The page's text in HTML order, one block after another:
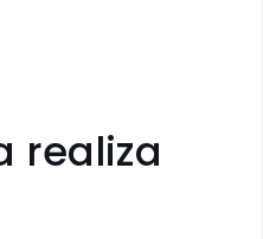
realiza